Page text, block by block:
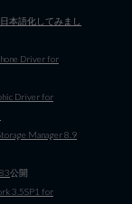
本語化してみまし
Driver for
Driver for
Manager 8.9
公開
3.5SP1 for